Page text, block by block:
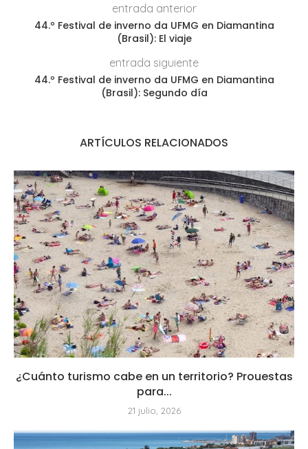
entrada anterior
44.º Festival de inverno da UFMG en Diamantina
(Brasil): El viaje
entrada siguiente
44.º Festival de inverno da UFMG en Diamantina
(Brasil): Segundo día
ARTÍCULOS RELACIONADOS
¿Cuánto turismo cabe en un territorio? Prouestas
para...
21 julio, 2026